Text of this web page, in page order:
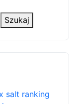
Szukaj
salt ranking